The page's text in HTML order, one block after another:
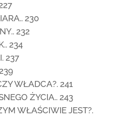
230
232
234
237
WŁADCA?. 241
ŻYCIA.. 243
WŁAŚCIWIE JEST?.